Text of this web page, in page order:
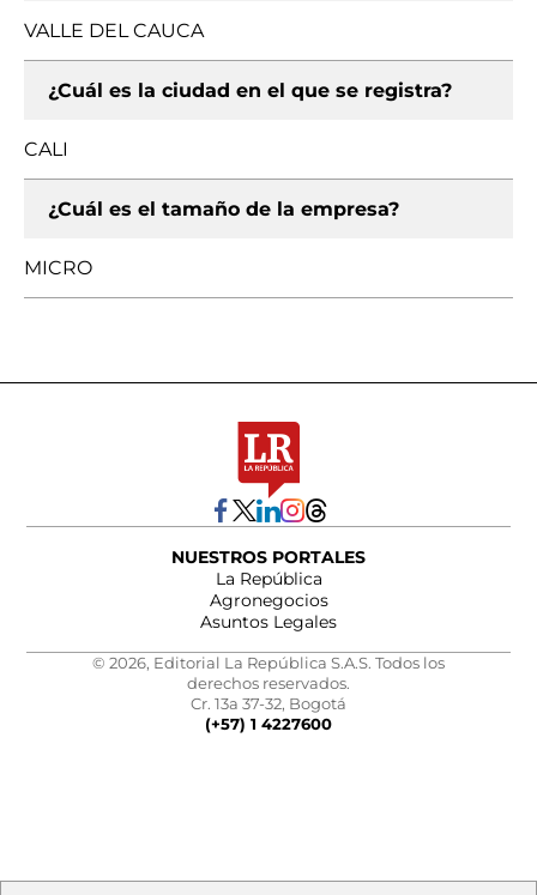
VALLE DEL CAUCA
¿Cuál es la ciudad en el que se registra?
CALI
¿Cuál es el tamaño de la empresa?
MICRO
NUESTROS PORTALES
La República
Agronegocios
Asuntos Legales
© 2026, Editorial La República S.A.S. Todos los
derechos reservados.
Cr. 13a 37-32, Bogotá
(+57) 1 4227600